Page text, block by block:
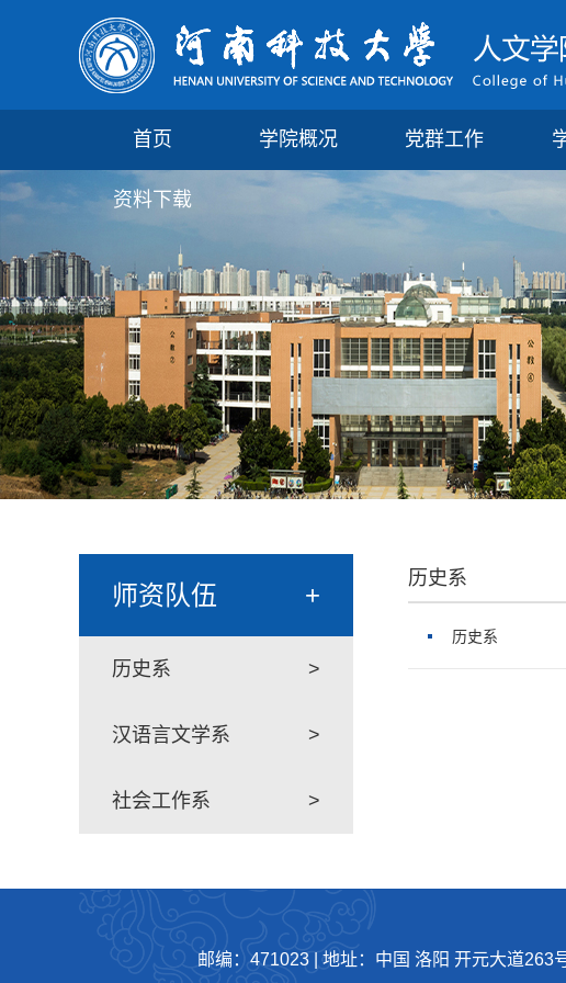
首页 学院概况 党群工作
资料下载
师资队伍 +
历史系 >
汉语言文学系 >
社会工作系 >
历史系
历史系
邮编：471023 地址：中国 洛阳 开元大道263